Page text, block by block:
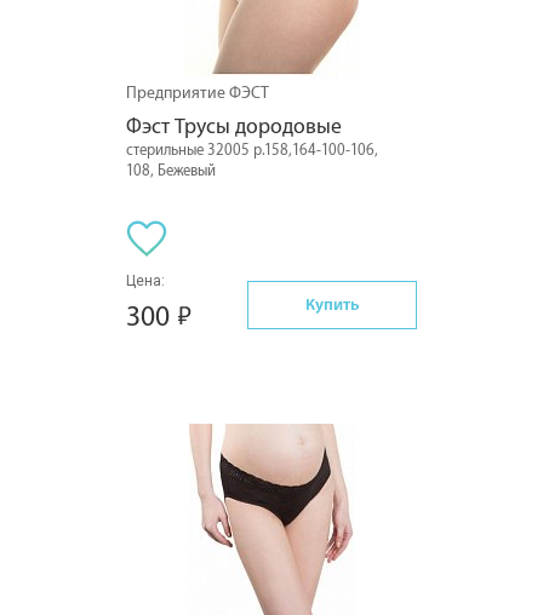
Предприятие ФЭСТ
Фэст Трусы дородовые
стерильные 32005 р.158,164-100-106,
108, Бежевый
Цена:
300 Купить